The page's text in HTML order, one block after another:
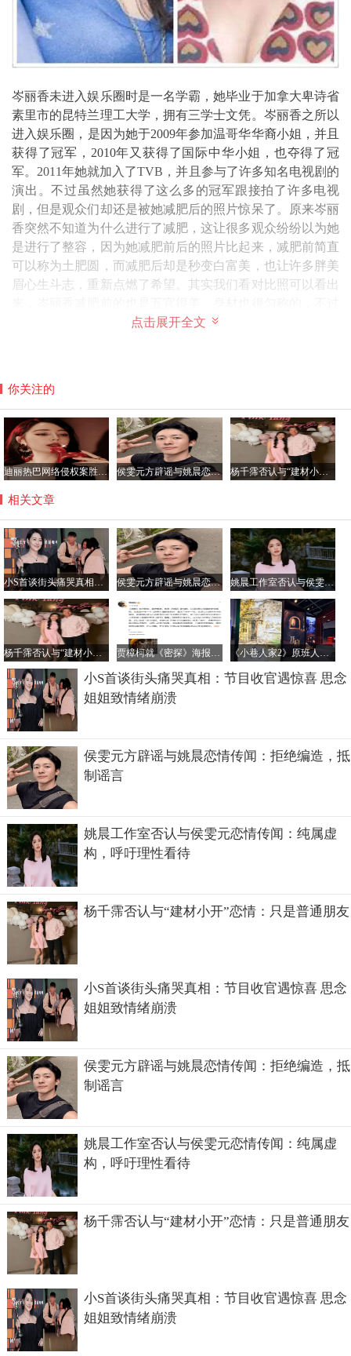
岑丽香未进入娱乐圈时是一名学霸，她毕业于加拿大卑诗省
素里市的昆特兰理工大学，拥有三学士文凭。岑丽香之所以
进入娱乐圈，是因为她于2009年参加温哥华华裔小姐，并且
获得了冠军，2010年又获得了国际中华小姐，也夺得了冠
军。2011年她就加入了TVB，并且参与了许多知名电视剧的
演出。不过虽然她获得了这么多的冠军跟接拍了许多电视
剧，但是观众们却还是被她减肥后的照片惊呆了。原来岑丽
香突然不知道为什么进行了减肥，这让很多观众纷纷以为她
是进行了整容，因为她减肥前后的照片比起来，减肥前简直
可以称为土肥圆，而减肥后却是秒变白富美，也让许多胖美
眉心生斗志，重新点燃了希望。其实我们看对比照可以看出
减肥后实在太美了，所以大家才以为她是整容了而已。
她瘦了之后好美照片
但是我们看到岑丽香瘦了之后的照片是确实真的非常的美，
紧行动起来，把自己变成天仙吧！
点击展开全文
你关注的
迪丽热巴网络侵权案胜诉 获公开道歉及2050元赔偿 侯雯元方辟谣与姚晨恋情传闻：拒绝编造，抵制谣言 杨千霈否认与“建材小开”恋情：只是普通朋友
相关文章
小S首谈街头痛哭真相：节目收官遇惊喜 思念姐姐致情绪崩溃 侯雯元方辟谣与姚晨恋情传闻：拒绝编造，抵制谣言 姚晨工作室否认与侯雯元恋情传闻：纯属虚构，呼吁理性看待
杨千霈否认与“建材小开”恋情：只是普通朋友 贾樟柯就《密探》海报未经授权汉化致歉：责任在我 《小巷人家2》原班人马回归传闻不实，正午阳光官方辟谣
小S首谈街头痛哭真相：节目收官遇惊喜 思念
姐姐致情绪崩溃
侯雯元方辟谣与姚晨恋情传闻：拒绝编造，抵
制谣言
姚晨工作室否认与侯雯元恋情传闻：纯属虚
构，呼吁理性看待
杨千霈否认与“建材小开”恋情：只是普通朋友
小S首谈街头痛哭真相：节目收官遇惊喜 思念
姐姐致情绪崩溃
侯雯元方辟谣与姚晨恋情传闻：拒绝编造，抵
制谣言
姚晨工作室否认与侯雯元恋情传闻：纯属虚
构，呼吁理性看待
杨千霈否认与“建材小开”恋情：只是普通朋友
小S首谈街头痛哭真相：节目收官遇惊喜 思念
姐姐致情绪崩溃